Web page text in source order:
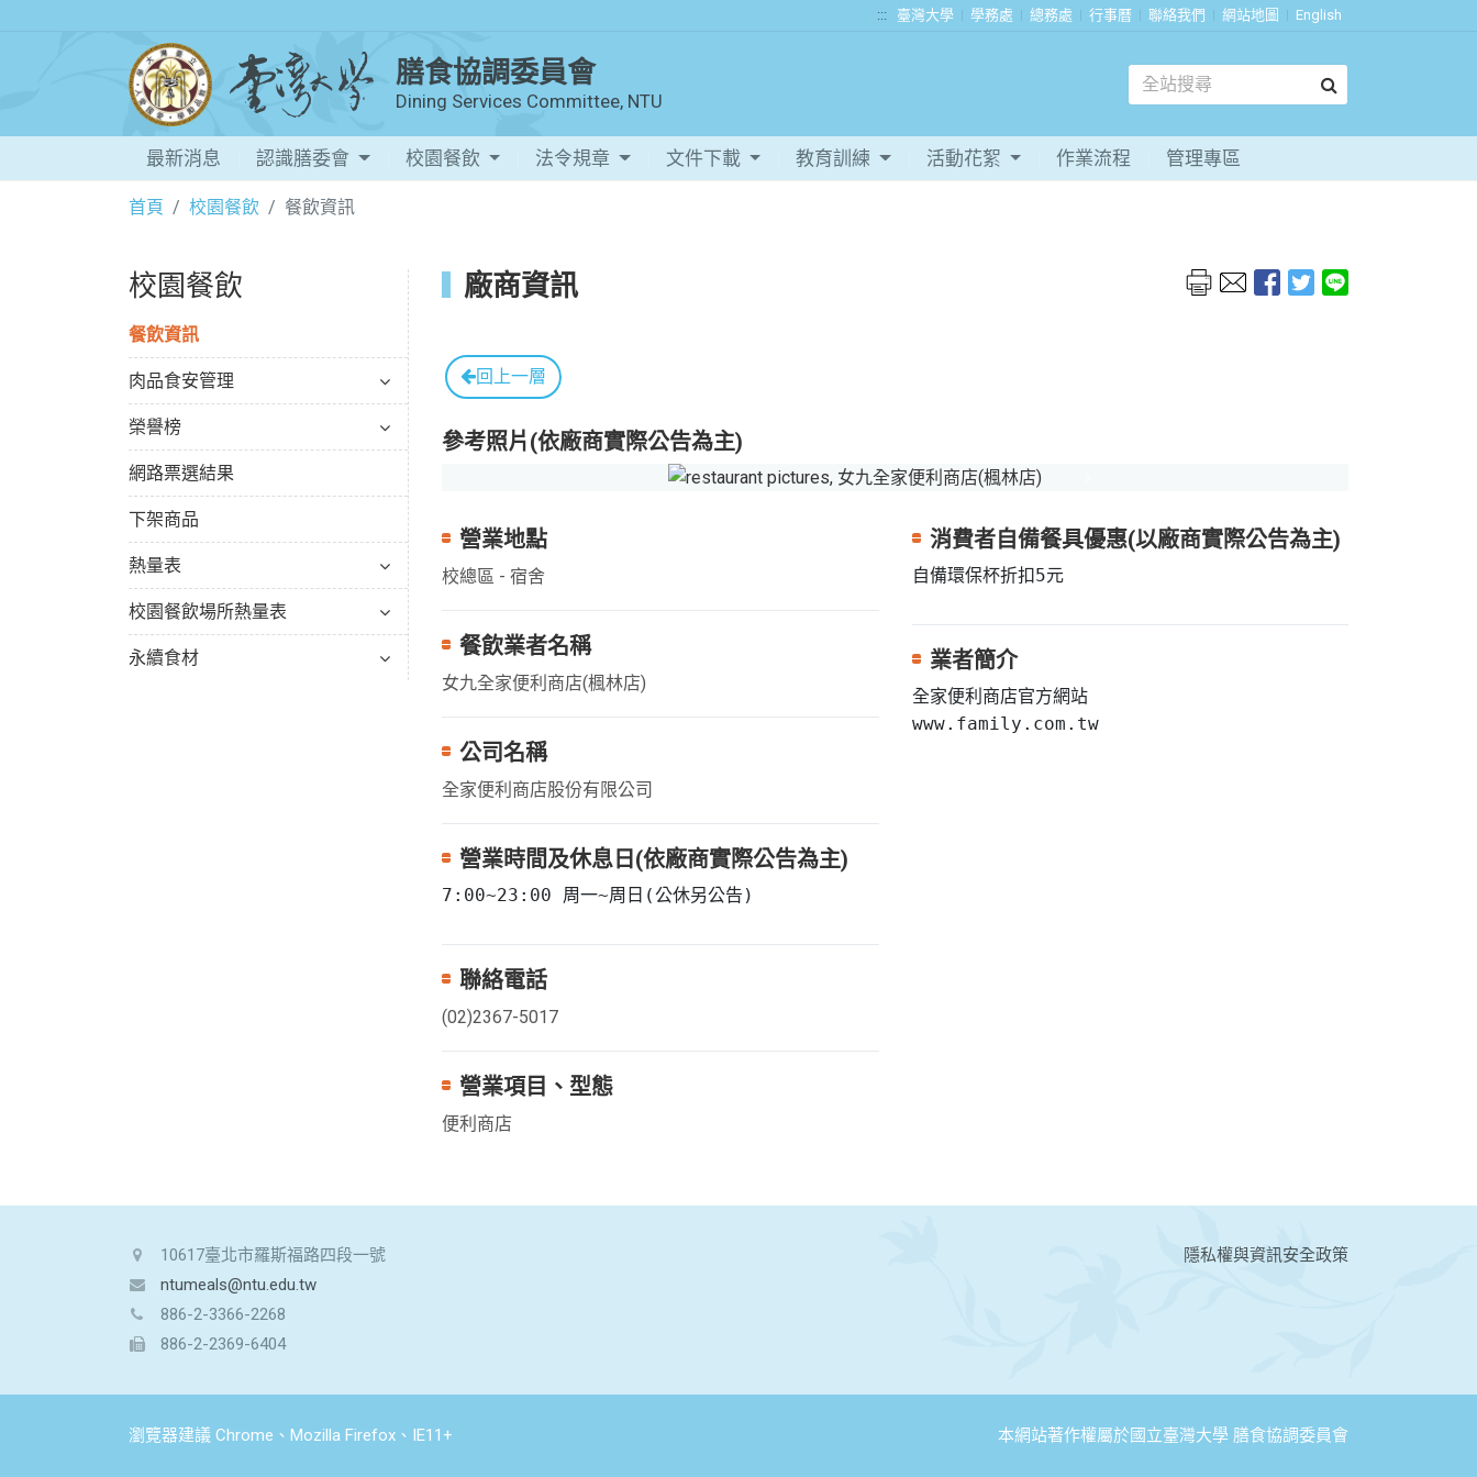
::: 臺灣大學 學務處 總務處 行事曆 聯絡我們 網站地圖 English
膳食協調委員會
Dining Services Committee, NTU
最新消息 認識膳委會 校園餐飲 法令規章 文件下載 教育訓練 活動花絮 作業流程 管理專區
首頁 校園餐飲 餐飲資訊
校園餐飲
餐飲資訊
肉品食安管理
榮譽榜
網路票選結果
下架商品
熱量表
校園餐飲場所熱量表
永續食材
廠商資訊
回上一層
參考照片(依廠商實際公告為主)
Previous
營業地點
校總區 - 宿舍
餐飲業者名稱
女九全家便利商店(楓林店)
公司名稱
全家便利商店股份有限公司
營業時間及休息日(依廠商實際公告為主)
7:00~23:00 周一~周日(公休另公告)
聯絡電話
(02)2367-5017
營業項目、型態
便利商店
消費者自備餐具優惠(以廠商實際公告為主)
自備環保杯折扣5元
業者簡介
全家便利商店官方網站
www.family.com.tw
:::
隱私權與資訊安全政策
10617臺北市羅斯福路四段一號
ntumeals@ntu.edu.tw
886-2-3366-2268
886-2-2369-6404
瀏覽器建議 Chrome、Mozilla Firefox、IE11+ 本網站著作權屬於國立臺灣大學 膳食協調委員會